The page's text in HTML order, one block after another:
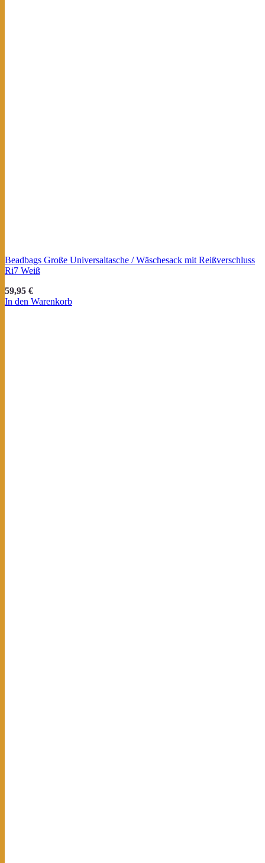
Beadbags Große Universaltasche / Wäschesack mit Reißverschluss
Ri7 Weiß
59,95 €
In den Warenkorb